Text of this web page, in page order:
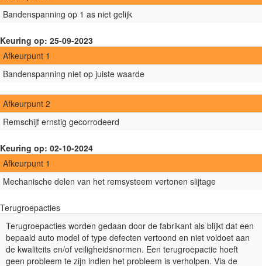
Bandenspanning op 1 as niet gelijk
Keuring op: 25-09-2023
Afkeurpunt 1
Bandenspanning niet op juiste waarde
Afkeurpunt 2
Remschijf ernstig gecorrodeerd
Keuring op: 02-10-2024
Afkeurpunt 1
Mechanische delen van het remsysteem vertonen slijtage
Terugroepacties
Terugroepacties worden gedaan door de fabrikant als blijkt dat een
bepaald auto model of type defecten vertoond en niet voldoet aan
de kwaliteits en/of veiligheidsnormen. Een terugroepactie hoeft
geen probleem te zijn indien het probleem is verholpen. Via de